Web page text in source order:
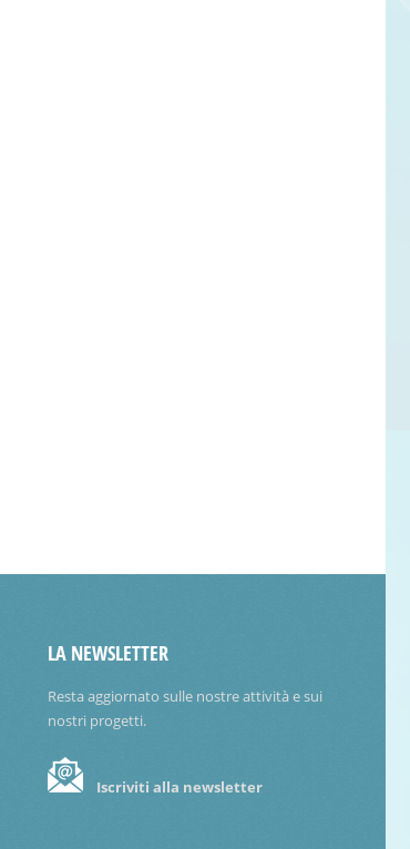
LA NEWSLETTER
Resta aggiornato sulle nostre attività e sui
nostri progetti.
Iscriviti alla newsletter